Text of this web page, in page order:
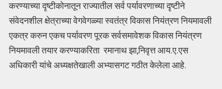
करण्याच्या दृष्टीकोनातून राज्यातील सर्व पर्यावरणाच्या दृष्टीने
संवेदनशील क्षेत्राच्या वेगवेगळ्या स्वतंत्र विकास नियंत्रण नियमावली
एकत्र करुन एकच पर्यावरण पूरक सर्वसमावेशक विकास नियंत्रण
नियमावली तयार करण्याकरिता रमानाथ झा,निवृत्त आय.ए.एस
अधिकारी यांचे अध्यक्षतेखाली अभ्यासगट गठीत केलेला आहे.